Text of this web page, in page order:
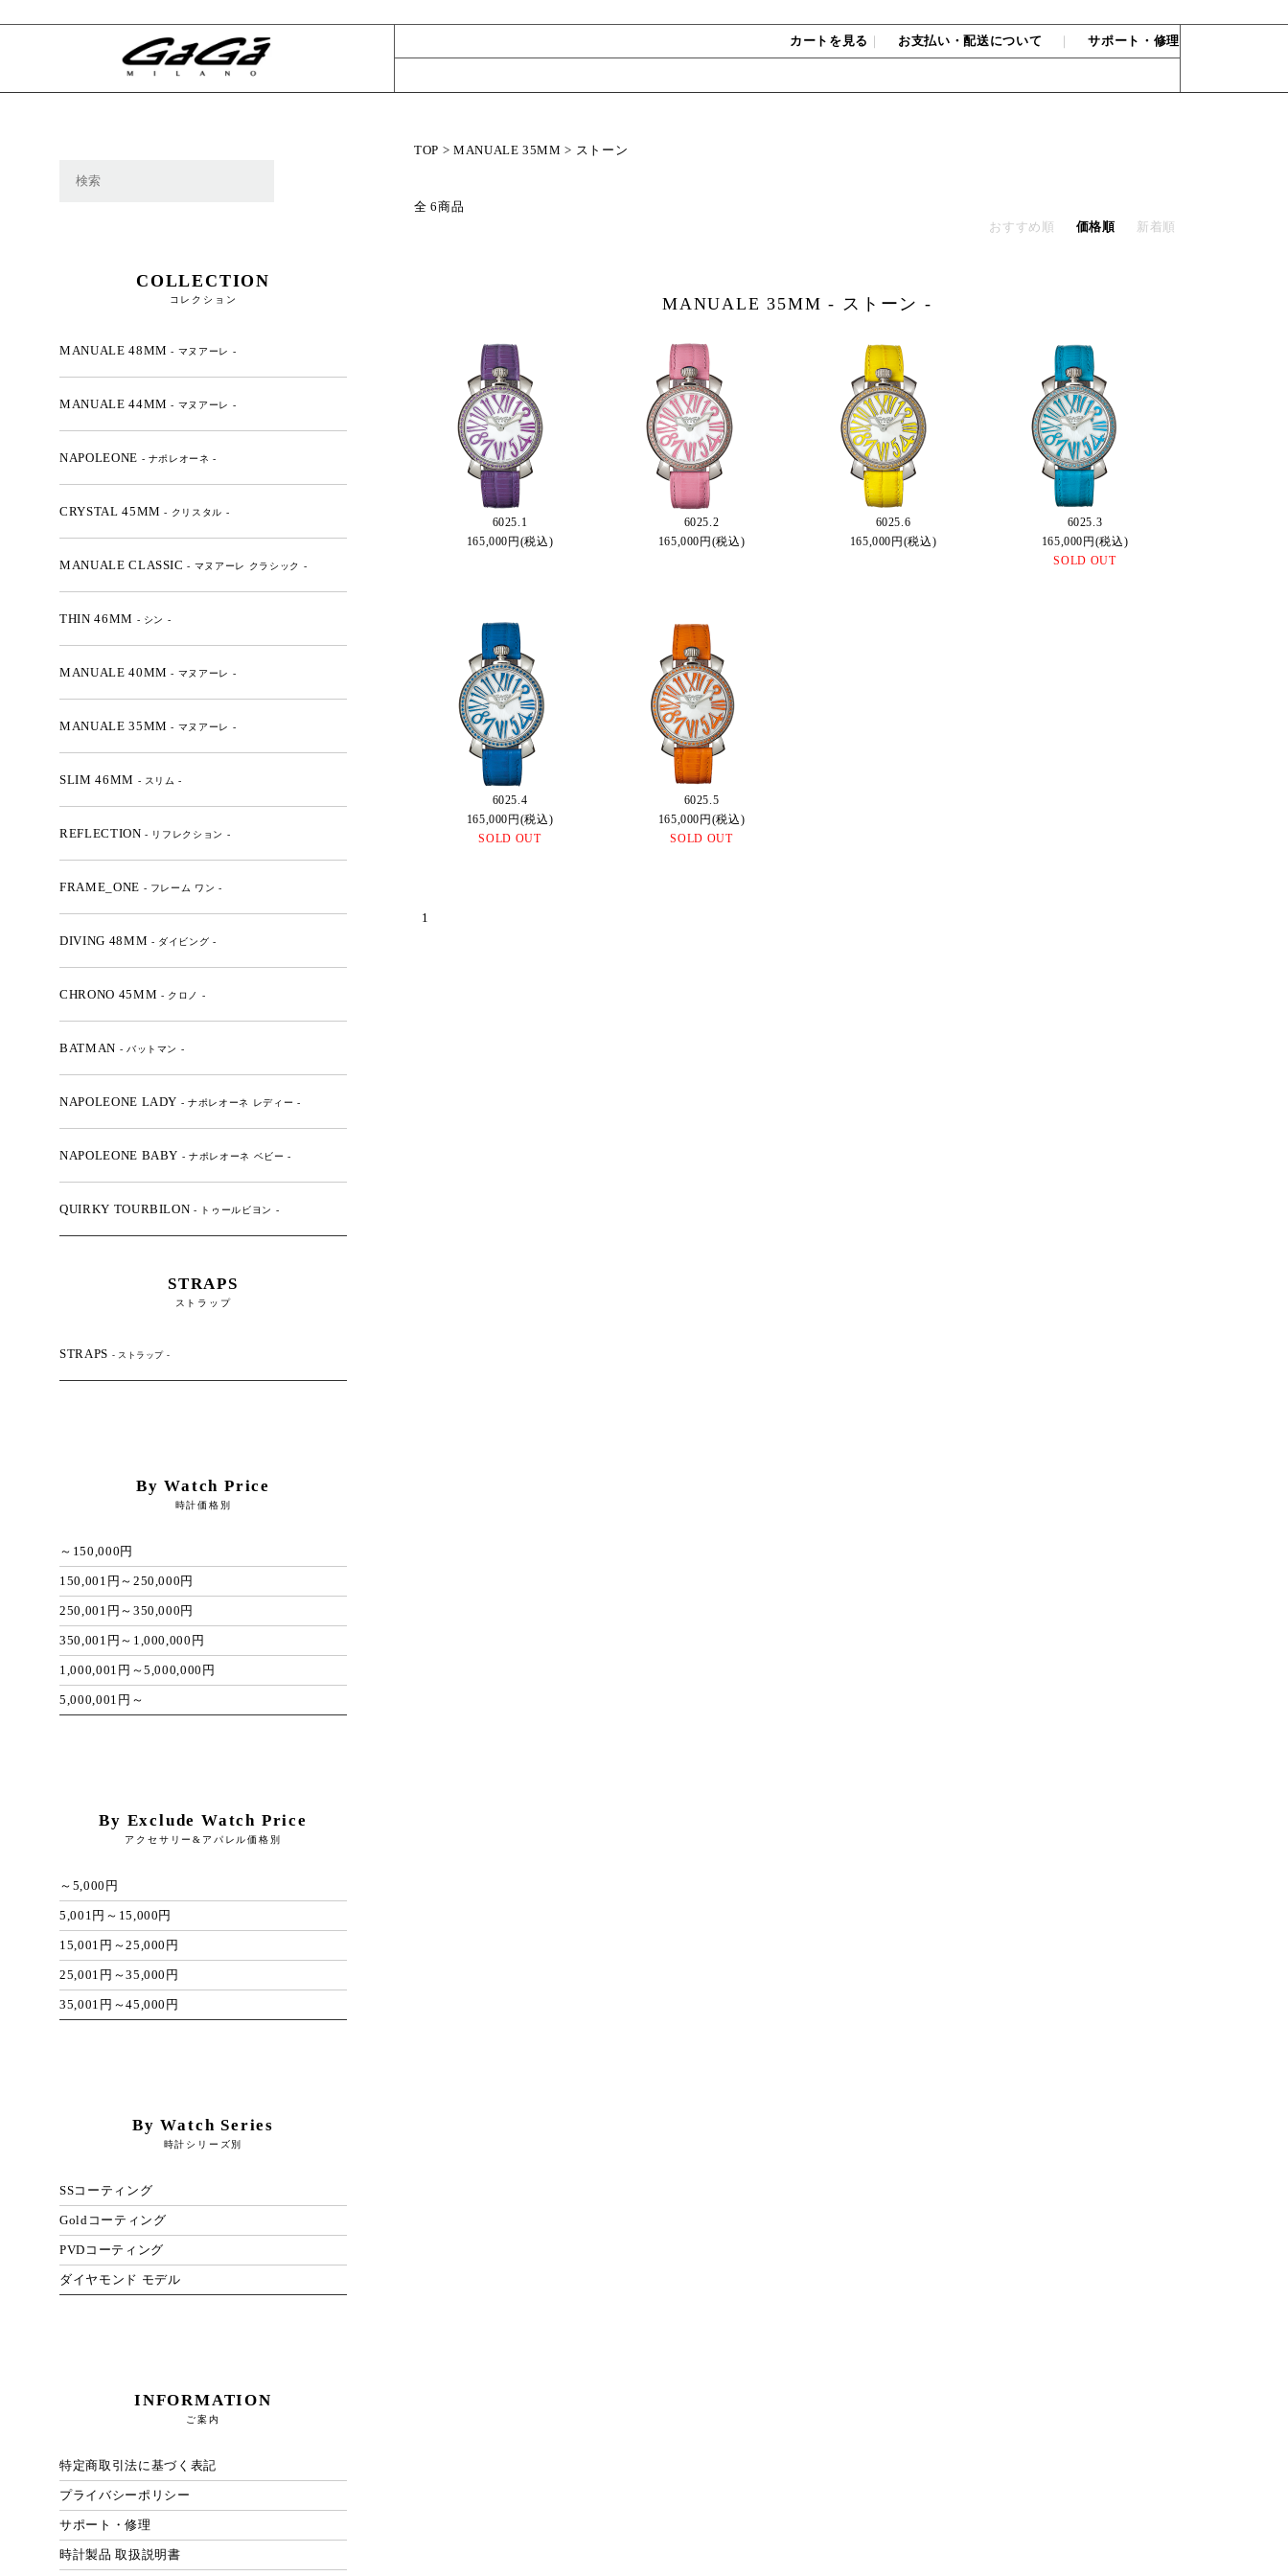
カートを見る お支払い・配送について ｜サポート・修理
TOP > MANUALE 35MM > ストーン
全 6商品
おすすめ順
価格順 新着順
MANUALE 35MM - ストーン -
6025.1
165,000円(税込)
6025.2
165,000円(税込)
6025.6
165,000円(税込)
6025.3
165,000円(税込)
SOLD OUT
6025.4
165,000円(税込)
SOLD OUT
6025.5
165,000円(税込)
SOLD OUT
1
COLLECTION
コレクション
MANUALE 48MM- マヌアーレ -
MANUALE 44MM- マヌアーレ -
NAPOLEONE - ナポレオーネ -
CRYSTAL 45MM- クリスタル -
MANUALE CLASSIC- マヌアーレ クラシック -
THIN 46MM - シン -
MANUALE 40MM- マヌアーレ -
MANUALE 35MM- マヌアーレ -
SLIM 46MM - スリム -
REFLECTION- リフレクション -
FRAME_ONE - フレーム ワン -
DIVING 48MM - ダイビング -
CHRONO 45MM - クロノ -
BATMAN - バットマン -
NAPOLEONE LADY - ナポレオーネ レディー -
NAPOLEONE BABY - ナポレオーネ ベビー -
QUIRKY TOURBILON- トゥールビヨン -
STRAPS
ストラップ
STRAPS - ストラップ -
By Watch Price
時計価格別
～150,000円
150,001円～250,000円
250,001円～350,000円
350,001円～1,000,000円
1,000,001円～5,000,000円
5,000,001円～
By Exclude Watch Price
アクセサリー&アパレル価格別
～5,000円
5,001円～15,000円
15,001円～25,000円
25,001円～35,000円
35,001円～45,000円
By Watch Series
時計シリーズ別
SSコーティング
Goldコーティング
PVDコーティング
ダイヤモンド モデル
INFORMATION
ご案内
特定商取引法に基づく表記
プライバシーポリシー
サポート・修理
時計製品 取扱説明書